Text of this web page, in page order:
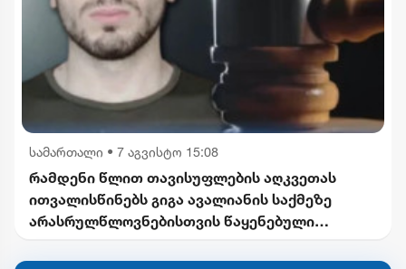
სამართალი • 7 აგვისტო 15:08
რამდენი წლით თავისუფლების აღკვეთას
ითვალისწინებს გიგა ავალიანის საქმეზე
არასრულწლოვნებისთვის წაყენებული